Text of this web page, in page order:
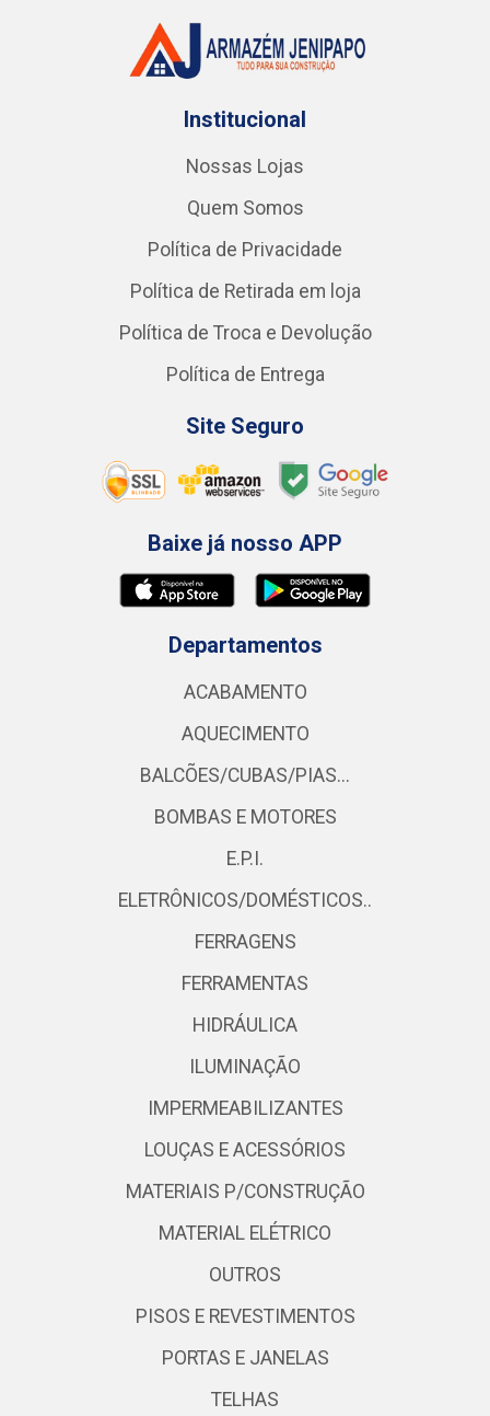
Institucional
Nossas Lojas
Quem Somos
Política de Privacidade
Política de Retirada em loja
Política de Troca e Devolução
Política de Entrega
Site Seguro
Baixe já nosso APP
Departamentos
ACABAMENTO
AQUECIMENTO
BALCÕES/CUBAS/PIAS...
BOMBAS E MOTORES
E.P.I.
ELETRÔNICOS/DOMÉSTICOS..
FERRAGENS
FERRAMENTAS
HIDRÁULICA
ILUMINAÇÃO
IMPERMEABILIZANTES
LOUÇAS E ACESSÓRIOS
MATERIAIS P/CONSTRUÇÃO
MATERIAL ELÉTRICO
OUTROS
PISOS E REVESTIMENTOS
PORTAS E JANELAS
TELHAS